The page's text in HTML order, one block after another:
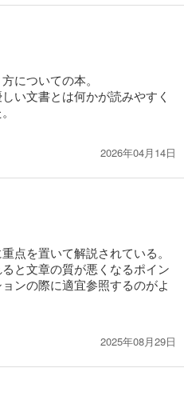
についての本。
い文書とは何かが読みやすく
2026年04月14日
点を置いて解説されている。
と文章の質が悪くなるポイン
ンの際に適宜参照するのがよ
2025年08月29日